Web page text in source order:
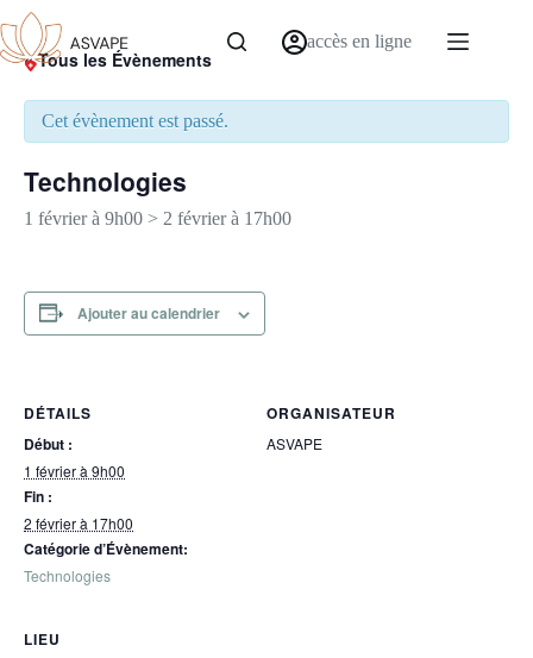
accès en ligne
« Tous les Évènements
Cet évènement est passé.
Technologies
1 février à 9h00 > 2 février à 17h00
Ajouter au calendrier
DÉTAILS
Début :
1 février à 9h00
Fin :
2 février à 17h00
Catégorie d’Évènement:
Technologies
ORGANISATEUR
ASVAPE
LIEU